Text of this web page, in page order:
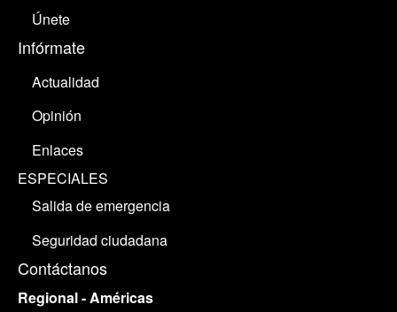
Únete
Infórmate
Actualidad
Opinión
Enlaces
ESPECIALES
Salida de emergencia
Seguridad ciudadana
Contáctanos
Regional - Américas